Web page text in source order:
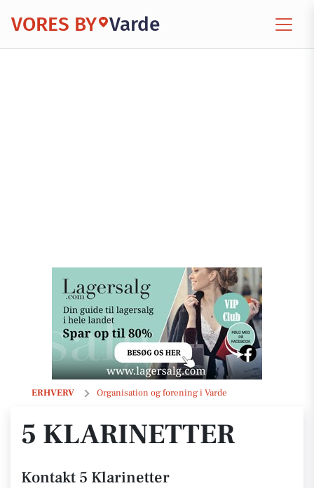
VORES BY Varde
ERHVERV Organisation og forening i Varde
5 Klarinetter
5 KLARINETTER
Kontakt 5 Klarinetter